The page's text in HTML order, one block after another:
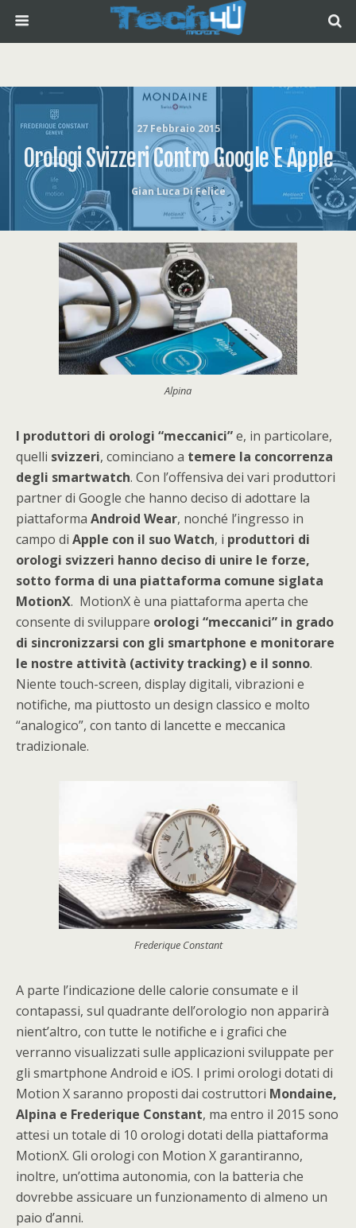
27 Febbraio 2015
Orologi Svizzeri Contro Google E Apple
Gian Luca Di Felice
Alpina
I produttori di orologi “meccanici”e, in particolare,
quelli svizzeri, cominciano a temere la concorrenza
degli smartwatch. Con l’offensiva dei vari produttori
partner di Google che hanno deciso di adottare la
piattaforma Android Wear, nonché l’ingresso in
campo di Apple con il suo Watch, i produttori di
orologi svizzeri hanno deciso di unire le forze,
sotto forma di una piattaforma comune siglata
MotionX. MotionX è una piattaforma aperta che
consente di sviluppare orologi “meccanici” in grado
di sincronizzarsi con gli smartphone e monitorare
le nostre attività (activity tracking) e il sonno.
Niente touch-screen, display digitali, vibrazioni e
notifiche, ma piuttosto un design classico e molto
“analogico”, con tanto di lancette e meccanica
tradizionale.
Frederique Constant
A parte l’indicazione delle calorie consumate e il
contapassi, sul quadrante dell’orologio non apparirà
nient’altro, con tutte le notifiche e i grafici che
verranno visualizzati sulle applicazioni sviluppate per
gli smartphone Android e iOS. I primi orologi dotati di
Motion X saranno proposti dai costruttori Mondaine,
Alpina e Frederique Constant, ma entro il 2015 sono
attesi un totale di 10 orologi dotati della piattaforma
MotionX. Gli orologi con Motion X garantiranno,
inoltre, un’ottima autonomia, con la batteria che
dovrebbe assicuare un funzionamento di almeno un
paio d’anni.